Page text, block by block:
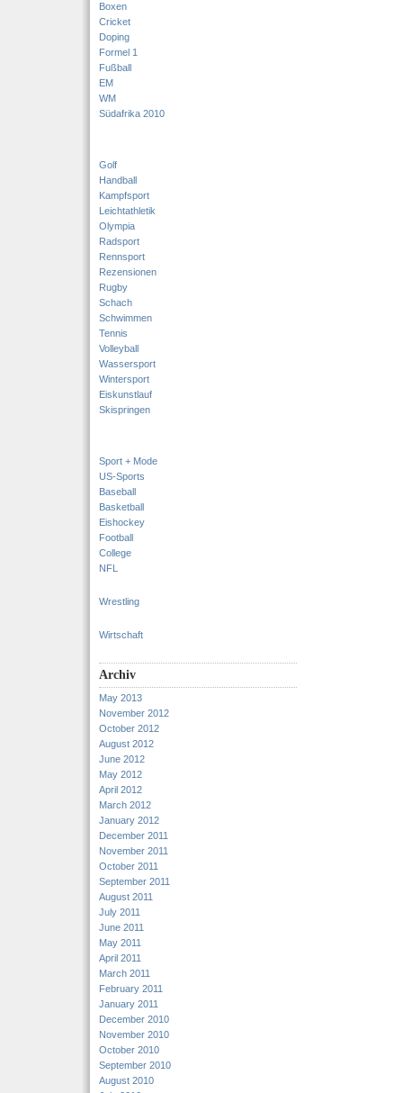
Boxen
Cricket
Doping
Formel 1
Fußball
EM
WM
Südafrika 2010
Golf
Handball
Kampfsport
Leichtathletik
Olympia
Radsport
Rennsport
Rezensionen
Rugby
Schach
Schwimmen
Tennis
Volleyball
Wassersport
Wintersport
Eiskunstlauf
Skispringen
Sport + Mode
US-Sports
Baseball
Basketball
Eishockey
Football
College
NFL
Wrestling
Wirtschaft
Archiv
May 2013
November 2012
October 2012
August 2012
June 2012
May 2012
April 2012
March 2012
January 2012
December 2011
November 2011
October 2011
September 2011
August 2011
July 2011
June 2011
May 2011
April 2011
March 2011
February 2011
January 2011
December 2010
November 2010
October 2010
September 2010
August 2010